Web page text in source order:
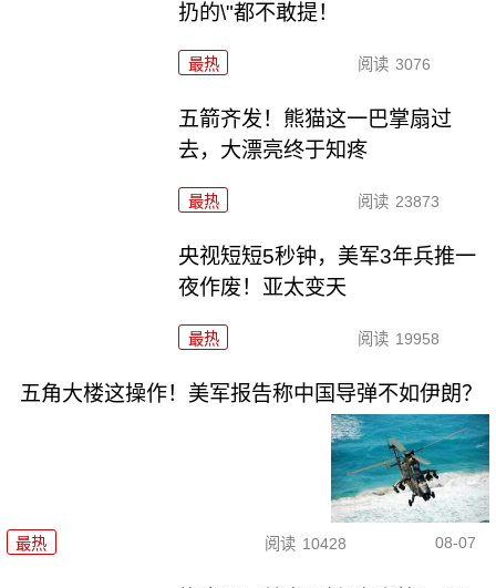
扔的\"都不敢提！
最热 阅读 3076
五箭齐发！熊猫这一巴掌扇过
去，大漂亮终于知疼
最热 阅读 23873
央视短短5秒钟，美军3年兵推一
夜作废！亚太变天
最热 阅读 19958
五角大楼这操作！美军报告称中国导弹不如伊朗？
最热 阅读 10428 08-07